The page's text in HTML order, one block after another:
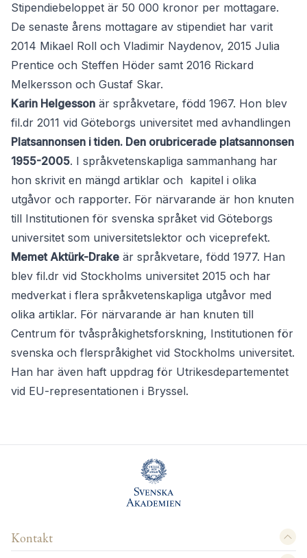
Stipendiebeloppet är 50 000 kronor per mottagare.
De senaste årens mottagare av stipendiet har varit
2014 Mikael Roll och Vladimir Naydenov, 2015 Julia
Prentice och Steffen Höder samt 2016 Rickard
Melkersson och Gustaf Skar.
Karin Helgesson är språkvetare, född 1967. Hon blev
fil.dr 2011 vid Göteborgs universitet med avhandlingen
Platsannonsen i tiden. Den orubricerade platsannonsen
1955-2005. I språkvetenskapliga sammanhang har
hon skrivit en mängd artiklar och kapitel i olika
utgåvor och rapporter. För närvarande är hon knuten
till Institutionen för svenska språket vid Göteborgs
universitet som universitetslektor och viceprefekt.
Memet Aktürk-Drake är språkvetare, född 1977. Han
blev fil.dr vid Stockholms universitet 2015 och har
medverkat i flera språkvetenskapliga utgåvor med
olika artiklar. För närvarande är han knuten till
Centrum för tvåspråkighetsforskning, Institutionen för
svenska och flerspråkighet vid Stockholms universitet.
Han har även haft uppdrag för Utrikesdepartementet
vid EU-representationen i Bryssel.
Kontakt